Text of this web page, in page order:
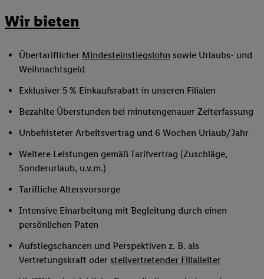
Wir bieten
Übertariflicher Mindesteinstiegslohn sowie Urlaubs- und
Weihnachtsgeld
Exklusiver 5 % Einkaufsrabatt in unseren Filialen
Bezahlte Überstunden bei minutengenauer Zeiterfassung
Unbefristeter Arbeitsvertrag und 6 Wochen Urlaub/Jahr
Weitere Leistungen gemäß Tarifvertrag (Zuschläge,
Sonderurlaub, u.v.m.)
Tarifliche Altersvorsorge
Intensive Einarbeitung mit Begleitung durch einen
persönlichen Paten
Aufstiegschancen und Perspektiven z. B. als
Vertretungskraft oder stellvertretender Filialleiter